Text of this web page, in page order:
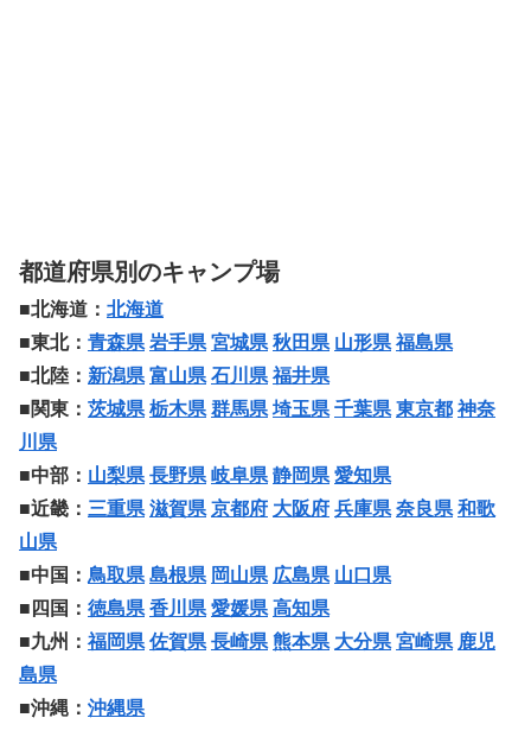
都道府県別のキャンプ場
■北海道： 北海道
■東北： 青森県 岩手県 宮城県 秋田県 山形県 福島県
■北陸： 新潟県 富山県 石川県 福井県
■関東： 茨城県 栃木県 群馬県 埼玉県 千葉県 東京都 神奈
川県
■中部： 山梨県 長野県 岐阜県 静岡県 愛知県
■近畿： 三重県 滋賀県 京都府 大阪府 兵庫県 奈良県 和歌
山県
■中国： 鳥取県 島根県 岡山県 広島県 山口県
■四国： 徳島県 香川県 愛媛県 高知県
■九州： 福岡県 佐賀県 長崎県 熊本県 大分県 宮崎県 鹿児
島県
■沖縄： 沖縄県